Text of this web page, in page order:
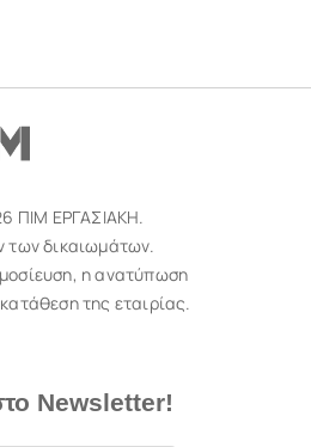
ΠΙΜ ΕΡΓΑΣΙΑΚΗ.
των δικαιωμάτων.
η ανατύπωση
της εταιρίας.
Newsletter!